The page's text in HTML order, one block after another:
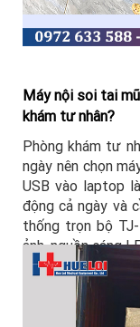
Máy nội soi tai
khám tư nhân?
Phòng khám tư
ngày nên chọn
USB vào laptop
động cả ngày và
thống trọn bộ
ảnh, nguồn sáng